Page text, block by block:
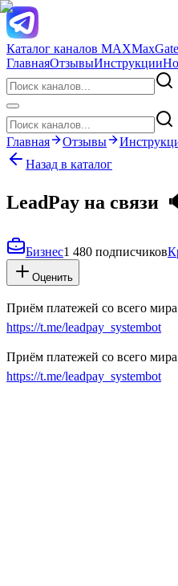
Каталог каналов MAX
ГлавнаяОтзывыИнструкции
Главная Отзывы
Назад в каталог
LeadPay на связи 🔈
Бизнес1 480 подписчиков
Оценить
Приём платежей со всего
https://t.me/leadpay_systembot
Приём платежей со всего
https://t.me/leadpay_systembot